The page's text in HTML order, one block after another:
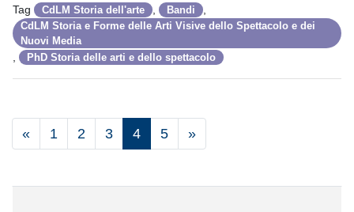
Tag
CdLM Storia dell'arte Bandi
CdLM Storia e Forme delle Arti Visive dello Spettacolo e dei
Nuovi Media
PhD Storia delle arti e dello spettacolo
« 1 2 3 4 5 »